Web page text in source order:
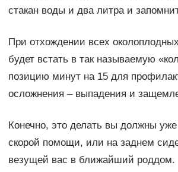
стакан воды и два литра и
При отхождении всех
будет встать в так называемую
позицию минут на 15 для
осложнения – выпадения и
Конечно, это делать вы должны
скорой помощи, или на заднем
везущей вас в ближайший роддом.